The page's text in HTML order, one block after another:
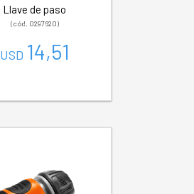
Llave de paso
(cód. 0297620)
USD 14,51